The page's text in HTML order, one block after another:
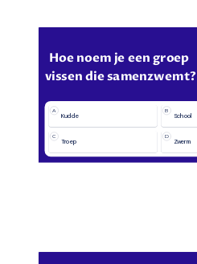
Hoe noem je een groep
vissen die samenzwemt?
A
Kudde
B
School
C
Troep
D
Zwerm